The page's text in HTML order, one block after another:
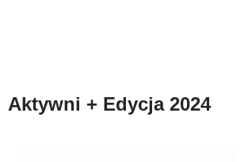
Aktywni + Edycja 2024